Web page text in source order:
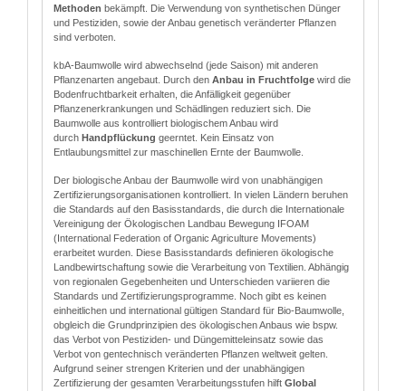
Methoden bekämpft. Die Verwendung von synthetischen Dünger
und Pestiziden, sowie der Anbau genetisch veränderter Pflanzen
sind verboten.
kbA-Baumwolle wird abwechselnd (jede Saison) mit anderen
Pflanzenarten angebaut. Durch den Anbau in Fruchtfolge wird die
Bodenfruchtbarkeit erhalten, die Anfälligkeit gegenüber
Pflanzenerkrankungen und Schädlingen reduziert sich. Die
Baumwolle aus kontrolliert biologischem Anbau wird
durch Handpflückung geerntet. Kein Einsatz von
Entlaubungsmittel zur maschinellen Ernte der Baumwolle.
Der biologische Anbau der Baumwolle wird von unabhängigen
Zertifizierungsorganisationen kontrolliert. In vielen Ländern beruhen
die Standards auf den Basisstandards, die durch die Internationale
Vereinigung der Ökologischen Landbau Bewegung IFOAM
(International Federation of Organic Agriculture Movements)
erarbeitet wurden. Diese Basisstandards definieren ökologische
Landbewirtschaftung sowie die Verarbeitung von Textilien. Abhängig
von regionalen Gegebenheiten und Unterschieden variieren die
Standards und Zertifizierungsprogramme. Noch gibt es keinen
einheitlichen und international gültigen Standard für Bio-Baumwolle,
obgleich die Grundprinzipien des ökologischen Anbaus wie bspw.
das Verbot von Pestiziden- und Düngemitteleinsatz sowie das
Verbot von gentechnisch veränderten Pflanzen weltweit gelten.
Aufgrund seiner strengen Kriterien und der unabhängigen
Zertifizierung der gesamten Verarbeitungsstufen hilft Global